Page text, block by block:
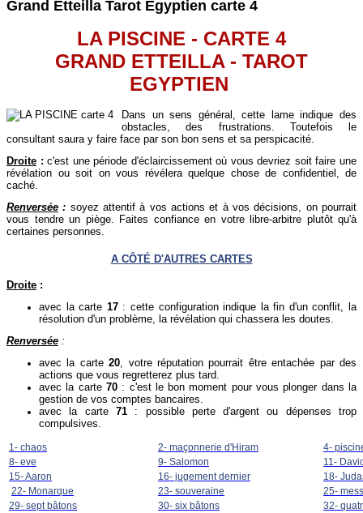
Grand Etteilla Tarot Egyptien carte 4
LA PISCINE - CARTE 4
GRAND ETTEILLA - TAROT
EGYPTIEN
Dans un sens général, cette lame indique des
obstacles, des frustrations. Toutefois le
consultant saura y faire face par son bon sens et sa perspicacité.
Droite : c'est une période d'éclaircissement où vous devriez soit faire une
révélation ou soit on vous révélera quelque chose de confidentiel, de
caché.
Renversée : soyez attentif à vos actions et à vos décisions, on pourrait
vous tendre un piège. Faites confiance en votre libre-arbitre plutôt qu'à
certaines personnes.
A CÔTÉ D'AUTRES CARTES
Droite :
avec la carte 17: cette configuration indique la fin d'un conflit, la
résolution d'un problème, la révélation qui chassera les doutes.
Renversée :
avec la carte20 , votre réputation pourrait être entachée par des
actions que vous regretterez plus tard.
avec la carte 70: c'est le bon moment pour vous plonger dans la
gestion de vos comptes bancaires.
avec la carte 71: possible perte d'argent ou dépenses trop
compulsives.
1- chaos 2- maçonnerie d'Hiram
4-
8- eve
9- Salomon
11-
15- Aaron
16- jugement dernier
18-
22- Monarque
23- souveraine
25-
29- sept bâtons
30- six bâtons
32-